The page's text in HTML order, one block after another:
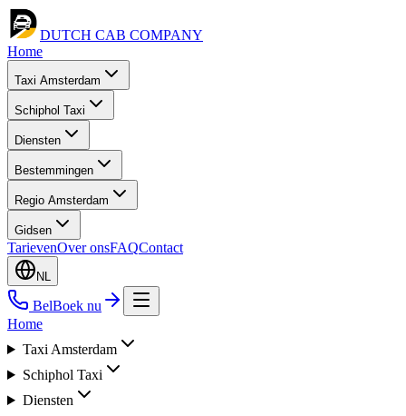
DUTCH CAB COMPANY
Home
Taxi Amsterdam
Schiphol Taxi
Diensten
Bestemmingen
Regio Amsterdam
Gidsen
TarievenOver onsFAQContact
NL
BelBoek nu
Home
Taxi Amsterdam
Schiphol Taxi
Diensten